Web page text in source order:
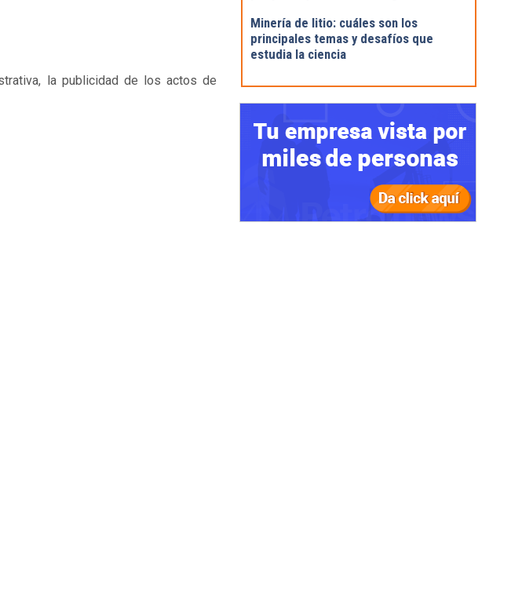
la publicidad de los actos de
Minería de litio: cuáles son los
principales temas y desafíos que
estudia la ciencia